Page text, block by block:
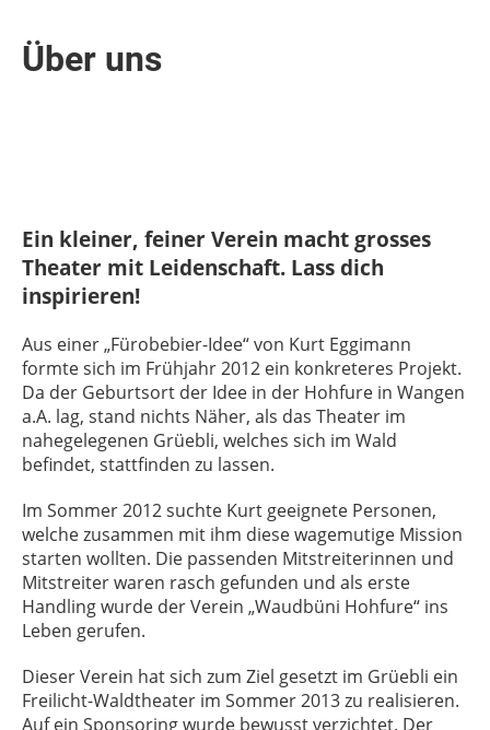
Über uns
Ein kleiner, feiner Verein macht grosses
Theater mit Leidenschaft. Lass dich
inspirieren!
Aus einer „Fürobebier-Idee“ von Kurt Eggimann
formte sich im Frühjahr 2012 ein konkreteres Projekt.
Da der Geburtsort der Idee in der Hohfure in Wangen
a.A. lag, stand nichts Näher, als das Theater im
nahegelegenen Grüebli, welches sich im Wald
befindet, stattfinden zu lassen.
Im Sommer 2012 suchte Kurt geeignete Personen,
welche zusammen mit ihm diese wagemutige Mission
starten wollten. Die passenden Mitstreiterinnen und
Mitstreiter waren rasch gefunden und als erste
Handling wurde der Verein „Waudbüni Hohfure“ ins
Leben gerufen.
Dieser Verein hat sich zum Ziel gesetzt im Grüebli ein
Freilicht-Waldtheater im Sommer 2013 zu realisieren.
Auf ein Sponsoring wurde bewusst verzichtet. Der